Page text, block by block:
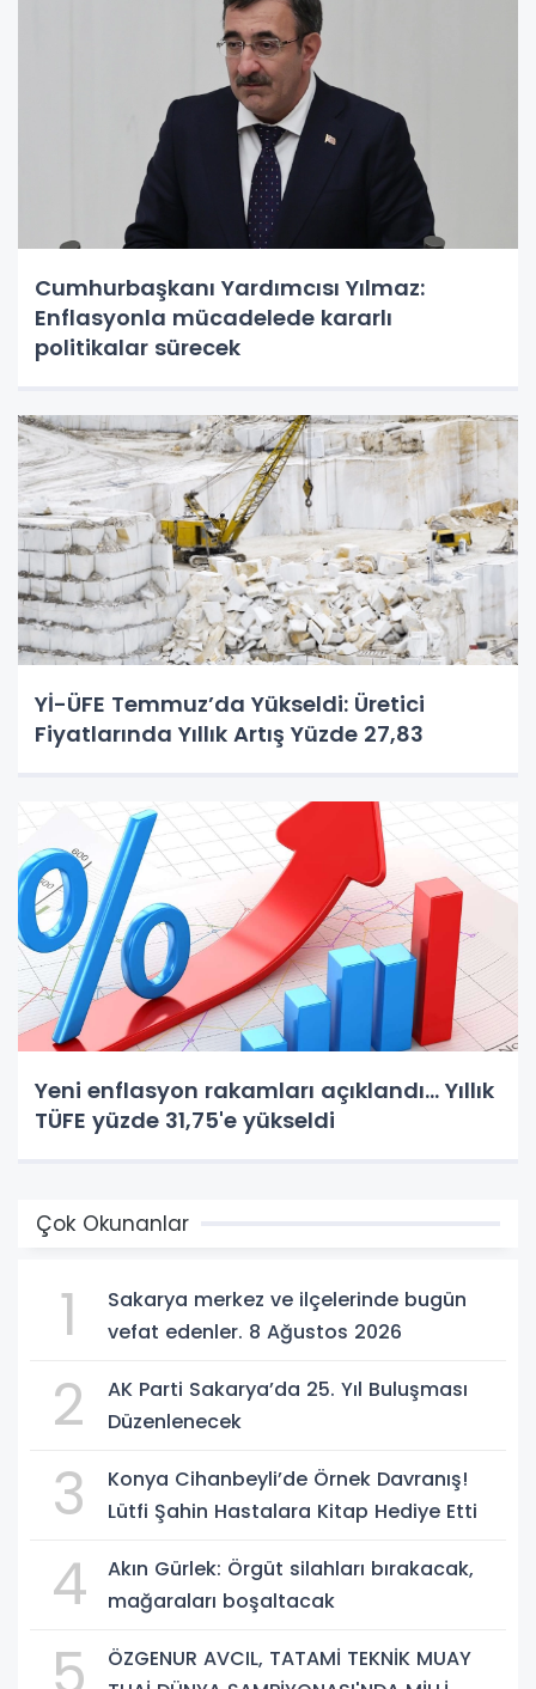
Cumhurbaşkanı Yardımcısı Yılmaz:
Enflasyonla mücadelede kararlı
politikalar sürecek
Yİ-ÜFE Temmuz’da Yükseldi: Üretici
Fiyatlarında Yıllık Artış Yüzde 27,83
Yeni enflasyon rakamları açıklandı... Yıllık
TÜFE yüzde 31,75'e yükseldi
Çok Okunanlar
1
Sakarya merkez ve ilçelerinde bugün
vefat edenler. 8 Ağustos 2026
2
AK Parti Sakarya’da 25. Yıl Buluşması
Düzenlenecek
3
Konya Cihanbeyli’de Örnek Davranış!
Lütfi Şahin Hastalara Kitap Hediye Etti
4
Akın Gürlek: Örgüt silahları bırakacak,
mağaraları boşaltacak
ÖZGENUR AVCIL, TATAMİ TEKNİK MUAY